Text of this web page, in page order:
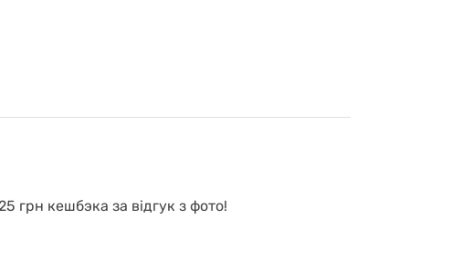
грн кешбэка за відгук з фото!